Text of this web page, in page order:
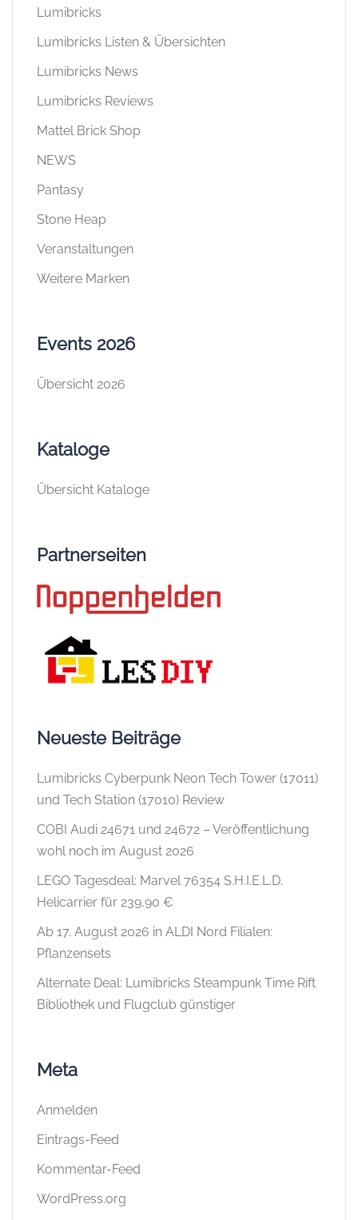
Lumibricks
Lumibricks Listen & Übersichten
Lumibricks News
Lumibricks Reviews
Mattel Brick Shop
NEWS
Pantasy
Stone Heap
Veranstaltungen
Weitere Marken
Events 2026
Übersicht 2026
Kataloge
Übersicht Kataloge
Partnerseiten
Neueste Beiträge
Lumibricks Cyberpunk Neon Tech Tower (17011)
und Tech Station (17010) Review
COBI Audi 24671 und 24672 – Veröffentlichung
wohl noch im August 2026
LEGO Tagesdeal: Marvel 76354 S.H.I.E.L.D.
Helicarrier für 239,90 €
Ab 17. August 2026 in ALDI Nord Filialen:
Pflanzensets
Alternate Deal: Lumibricks Steampunk Time Rift
Bibliothek und Flugclub günstiger
Meta
Anmelden
Eintrags-Feed
Kommentar-Feed
WordPress.org